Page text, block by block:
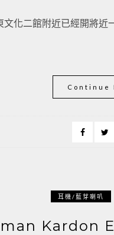
化二館附近已經開將
Continue
耳機/藍芽喇叭
Kardon